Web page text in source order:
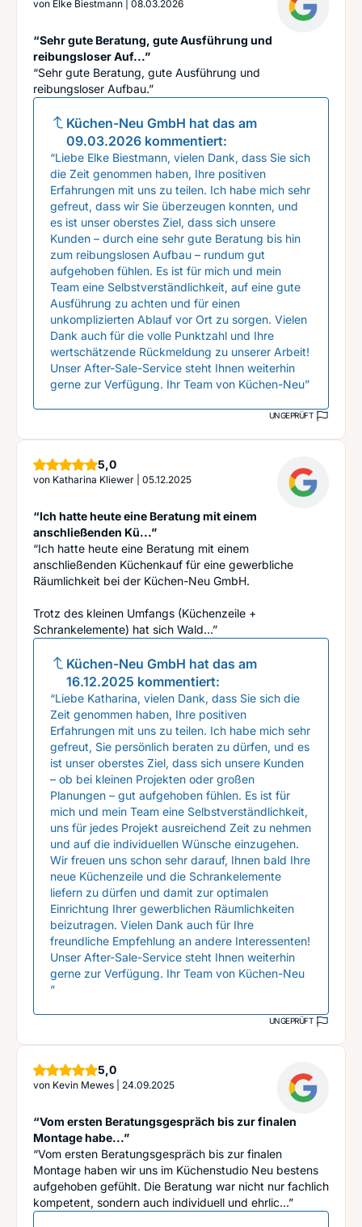
von Elke Biestmann 08.03.2026
“Sehr gute Beratung, gute Ausführung und
reibungsloser Auf...”
“Sehr gute Beratung, gute Ausführung und
reibungsloser Aufbau.”
Küchen-Neu GmbH hat das am
09.03.2026 kommentiert:
“Liebe Elke Biestmann, vielen Dank, dass Sie sich
die Zeit genommen haben, Ihre positiven
Erfahrungen mit uns zu teilen. Ich habe mich sehr
gefreut, dass wir Sie überzeugen konnten, und
es ist unser oberstes Ziel, dass sich unsere
Kunden – durch eine sehr gute Beratung bis hin
zum reibungslosen Aufbau – rundum gut
aufgehoben fühlen. Es ist für mich und mein
Team eine Selbstverständlichkeit, auf eine gute
Ausführung zu achten und für einen
unkomplizierten Ablauf vor Ort zu sorgen. Vielen
Dank auch für die volle Punktzahl und Ihre
wertschätzende Rückmeldung zu unserer Arbeit!
Unser After-Sale-Service steht Ihnen weiterhin
gerne zur Verfügung. Ihr Team von Küchen-Neu”
UNGEPRÜFT
5,0Sterne
von Katharina Kliewer 05.12.2025
“Ich hatte heute eine Beratung mit einem
anschließenden Kü...”
“Ich hatte heute eine Beratung mit einem
anschließenden Küchenkauf für eine gewerbliche
Räumlichkeit bei der Küchen-Neu GmbH.
Trotz des kleinen Umfangs (Küchenzeile +
Schrankelemente) hat sich Wald...”
Küchen-Neu GmbH hat das am
16.12.2025 kommentiert:
“Liebe Katharina, vielen Dank, dass Sie sich die
Zeit genommen haben, Ihre positiven
Erfahrungen mit uns zu teilen. Ich habe mich sehr
gefreut, Sie persönlich beraten zu dürfen, und es
ist unser oberstes Ziel, dass sich unsere Kunden
– ob bei kleinen Projekten oder großen
Planungen – gut aufgehoben fühlen. Es ist für
mich und mein Team eine Selbstverständlichkeit,
uns für jedes Projekt ausreichend Zeit zu nehmen
und auf die individuellen Wünsche einzugehen.
Wir freuen uns schon sehr darauf, Ihnen bald Ihre
neue Küchenzeile und die Schrankelemente
liefern zu dürfen und damit zur optimalen
Einrichtung Ihrer gewerblichen Räumlichkeiten
beizutragen. Vielen Dank auch für Ihre
freundliche Empfehlung an andere Interessenten!
Unser After-Sale-Service steht Ihnen weiterhin
gerne zur Verfügung. Ihr Team von Küchen-Neu
”
UNGEPRÜFT
5,0Sterne
von Kevin Mewes 24.09.2025
“Vom ersten Beratungsgespräch bis zur finalen
Montage habe...”
“Vom ersten Beratungsgespräch bis zur finalen
Montage haben wir uns im Küchenstudio Neu bestens
aufgehoben gefühlt. Die Beratung war nicht nur fachlich
kompetent, sondern auch individuell und ehrlic...”